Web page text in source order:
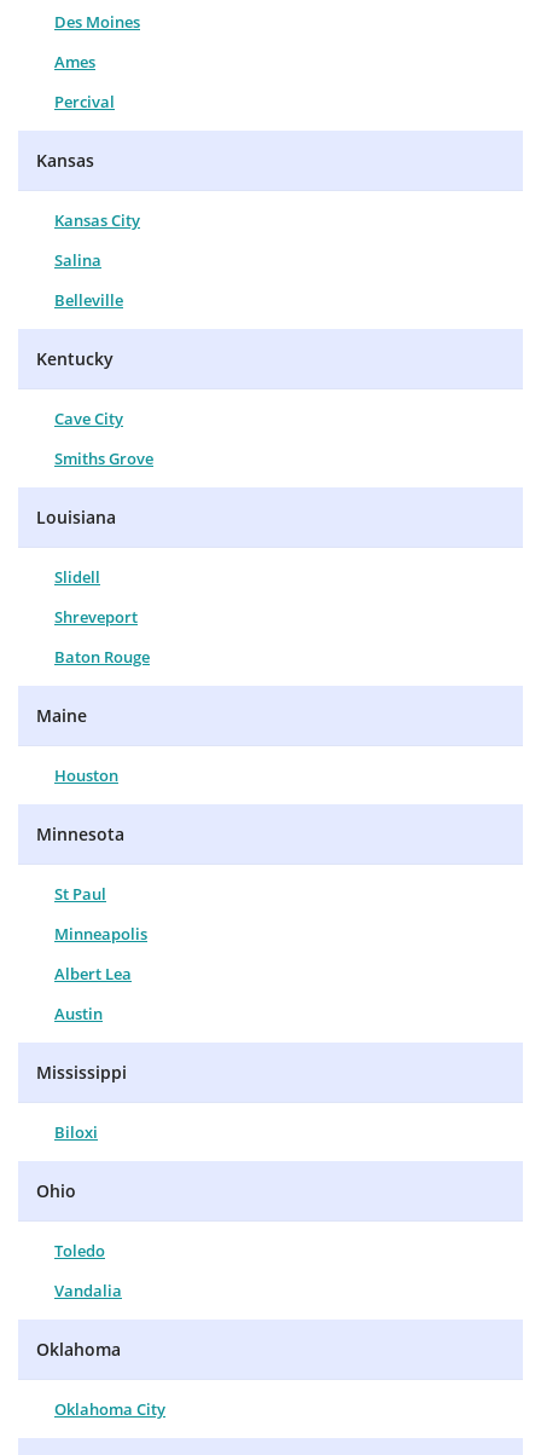
Des Moines
Ames
Percival
Kansas
Kansas City
Salina
Belleville
Kentucky
Cave City
Smiths Grove
Louisiana
Slidell
Shreveport
Baton Rouge
Maine
Houston
Minnesota
St Paul
Minneapolis
Albert Lea
Austin
Mississippi
Biloxi
Ohio
Toledo
Vandalia
Oklahoma
Oklahoma City